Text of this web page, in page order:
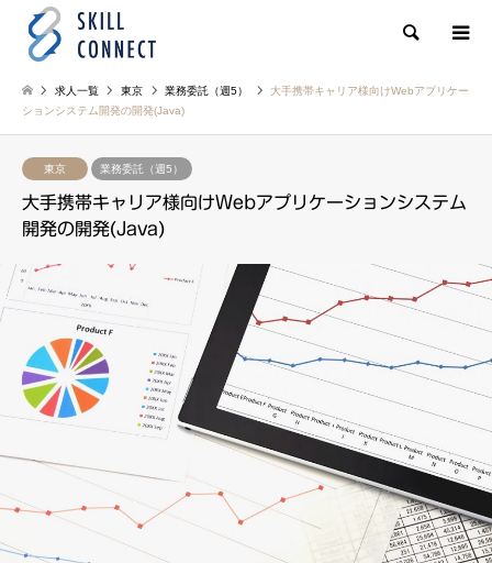
検索
求人一覧 東京 業務委託（週5）
大手携帯キャリア様向けWebアプリケー
ションシステム開発の開発(Java)
東京 業務委託（週5）
大手携帯キャリア様向けWebアプリケーションシステム
開発の開発(Java)